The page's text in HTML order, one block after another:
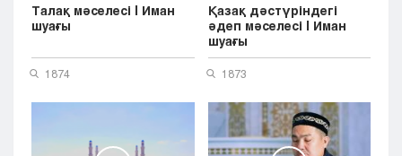
Талақ мәселесі | Иман
шуағы
1874
Қазақ дәстүріндегі
әдеп мәселесі | Иман
шуағы
1873